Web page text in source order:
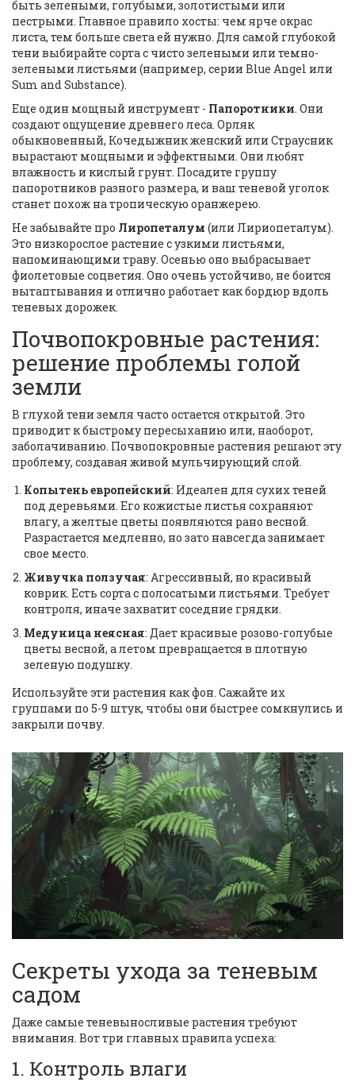
быть зелеными, голубыми, золотистыми или
пестрыми. Главное правило хосты: чем ярче окрас
листа, тем больше света ей нужно. Для самой глубокой
тени выбирайте сорта с чисто зелеными или темно-
зелеными листьями (например, серии Blue Angel или
Sum and Substance).
Еще один мощный инструмент - Папоротники. Они
создают ощущение древнего леса. Орляк
обыкновенный, Кочедыжник женский или Страусник
вырастают мощными и эффектными. Они любят
влажность и кислый грунт. Посадите группу
папоротников разного размера, и ваш теневой уголок
станет похож на тропическую оранжерею.
Не забывайте про Лиропеталум (или Лириопеталум).
Это низкорослое растение с узкими листьями,
напоминающими траву. Осенью оно выбрасывает
фиолетовые соцветия. Оно очень устойчиво, не боится
вытаптывания и отлично работает как бордюр вдоль
теневых дорожек.
Почвопокровные растения:
решение проблемы голой
земли
В глухой тени земля часто остается открытой. Это
приводит к быстрому пересыханию или, наоборот,
заболачиванию. Почвопокровные растения решают эту
проблему, создавая живой мульчирующий слой.
Копытень европейский: Идеален для сухих теней
под деревьями. Его кожистые листья сохраняют
влагу, а желтые цветы появляются рано весной.
Разрастается медленно, но зато навсегда занимает
свое место.
Живучка ползучая: Агрессивный, но красивый
коврик. Есть сорта с полосатыми листьями. Требует
контроля, иначе захватит соседние грядки.
Медуница неясная: Дает красивые розово-голубые
цветы весной, а летом превращается в плотную
зеленую подушку.
Используйте эти растения как фон. Сажайте их
группами по 5-9 штук, чтобы они быстрее сомкнулись и
закрыли почву.
Секреты ухода за теневым
садом
Даже самые теневыносливые растения требуют
внимания. Вот три главных правила успеха:
1. Контроль влаги